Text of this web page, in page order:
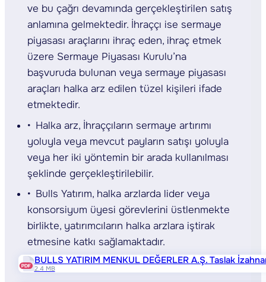
ve bu çağrı devamında gerçekleştirilen satış
anlamına gelmektedir. İhraççı ise sermaye
piyasası araçlarını ihraç eden, ihraç etmek
üzere Sermaye Piyasası Kurulu’na
başvuruda bulunan veya sermaye piyasası
araçları halka arz edilen tüzel kişileri ifade
etmektedir.
Halka arz, İhraççıların sermaye artırımı
yoluyla veya mevcut payların satışı yoluyla
veya her iki yöntemin bir arada kullanılması
şeklinde gerçekleştirilebilir.
Bulls Yatırım, halka arzlarda lider veya
konsorsiyum üyesi görevlerini üstlenmekte
birlikte, yatırımcıların halka arzlara iştirak
etmesine katkı sağlamaktadır.
BULLS YATIRIM MENKUL DEĞERLER A.Ş. Taslak
2.4 MB